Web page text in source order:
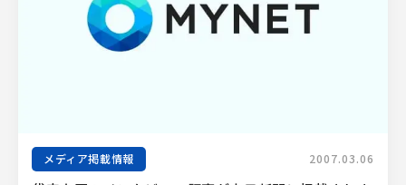
メディア掲載情報 2007.03.06